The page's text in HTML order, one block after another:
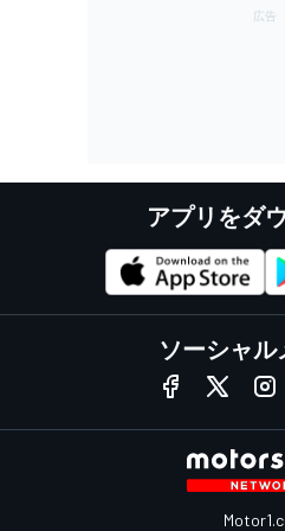
アプリをダ
ソーシャル